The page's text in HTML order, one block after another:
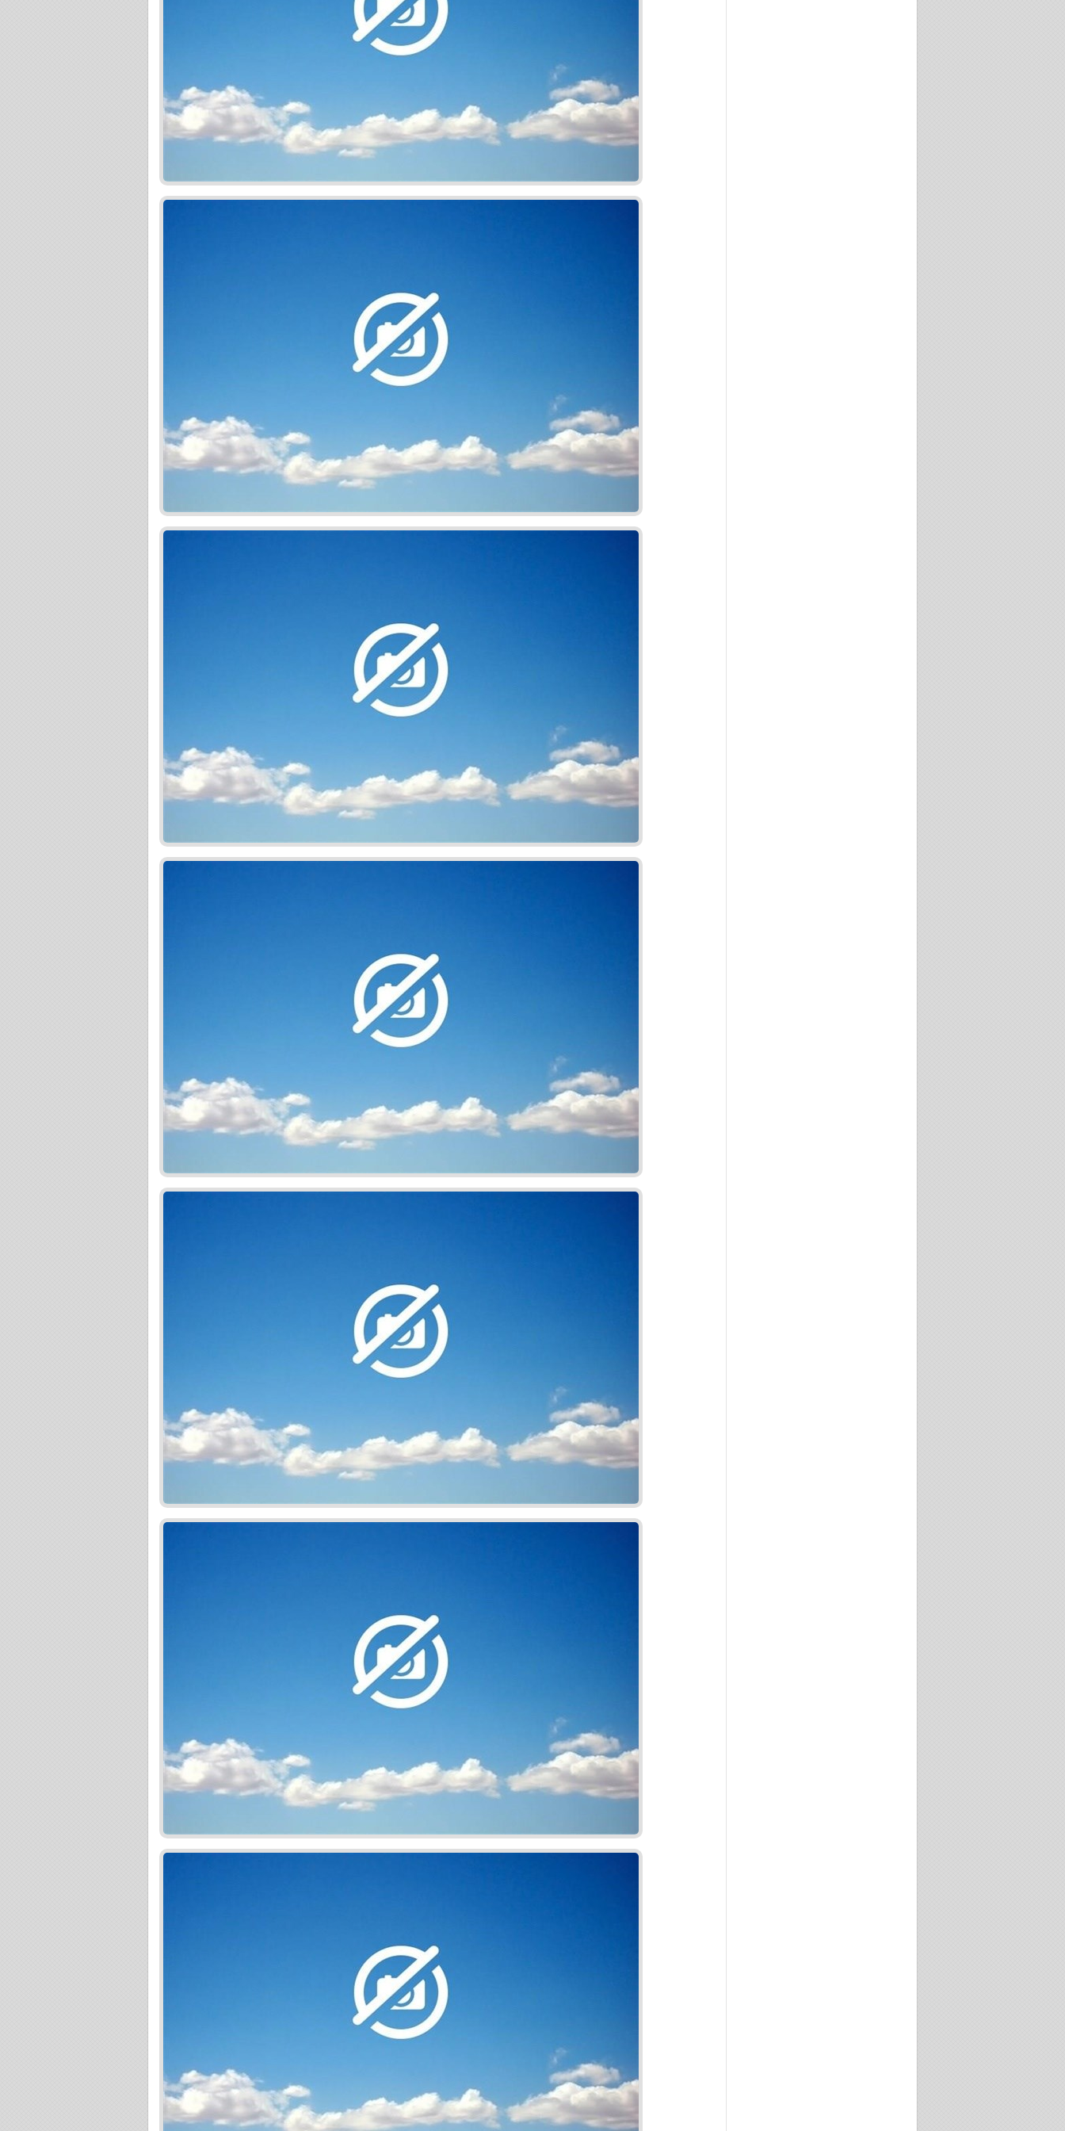
3. podpis Zmluvy o prevode + úhrada 85% z kúpnej ceny nehnuteľnosti Pre kúpu nehnuteľnosti v tomto projekte využite prefinancovanie
najlepším hypotekárnym úverom a získajte komplexné poistenie na mieru. Hypotéka s Hypocentrom je jednoduchá, rýchla a bez starostí.
Najlepší úver na bývanie získate iba porovnaním všetkých hypoték na trhu. Či už plánujete financovať nové bývanie, získať výhodnejší
úver na bývanie namiesto existujúceho alebo nahradiť viacero úverov jednou hypotékou, Hypocentrum je vždy pripravené poskytnúť
vám kvalitný hypotekárny servis, a to ZDARMA. Bezplatné poradenstvo v oblasti hypoték a poistenia získate na hypocentrum.sk.